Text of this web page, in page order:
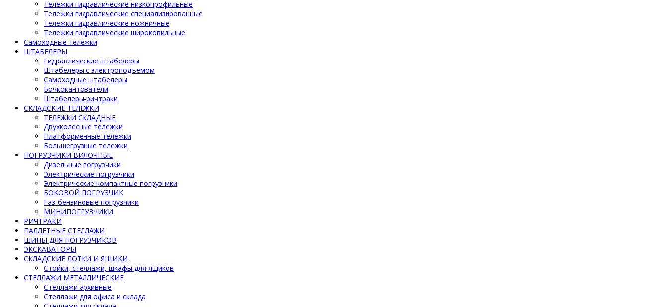
Тележки гидравлические низкопрофильные
Тележки гидравлические специализированные
Тележки гидравлические ножничные
Тележки гидравлические широковильные
Самоходные тележки
ШТАБЕЛЕРЫ
Гидравлические штабелеры
Штабелеры с электроподъемом
Самоходные штабелеры
Бочкокантователи
Штабелеры-ричтраки
СКЛАДСКИЕ ТЕЛЕЖКИ
ТЕЛЕЖКИ СКЛАДНЫЕ
Двухколесные тележки
Платформенные тележки
Большегрузные тележки
ПОГРУЗЧИКИ ВИЛОЧНЫЕ
Дизельные погрузчики
Электрические погрузчики
Электрические компактные погрузчики
БОКОВОЙ ПОГРУЗЧИК
Газ-бензиновые погрузчики
МИНИПОГРУЗЧИКИ
РИЧТРАКИ
ПАЛЛЕТНЫЕ СТЕЛЛАЖИ
ШИНЫ ДЛЯ ПОГРУЗЧИКОВ
ЭКСКАВАТОРЫ
СКЛАДСКИЕ ЛОТКИ И ЯЩИКИ
Стойки, стеллажи, шкафы для ящиков
СТЕЛЛАЖИ МЕТАЛЛИЧЕСКИЕ
Стеллажи архивные
Стеллажи для офиса и склада